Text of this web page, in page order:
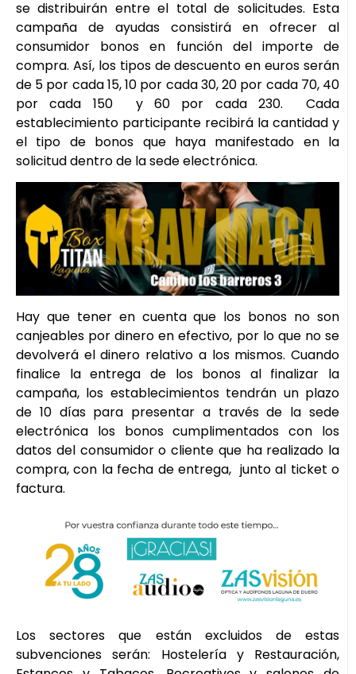
se distribuirán entre el total de solicitudes. Esta
campaña de ayudas consistirá en ofrecer al
consumidor bonos en función del importe de
compra. Así, los tipos de descuento en euros serán
de 5 por cada 15, 10 por cada 30, 20 por cada 70, 40
por cada 150 y 60 por cada 230. Cada
establecimiento participante recibirá la cantidad y
el tipo de bonos que haya manifestado en la
solicitud dentro de la sede electrónica.
Hay que tener en cuenta que los bonos no son
canjeables por dinero en efectivo, por lo que no se
devolverá el dinero relativo a los mismos. Cuando
finalice la entrega de los bonos al finalizar la
campaña, los establecimientos tendrán un plazo
de 10 días para presentar a través de la sede
electrónica los bonos cumplimentados con los
datos del consumidor o cliente que ha realizado la
compra, con la fecha de entrega, junto al ticket o
factura.
Los sectores que están excluidos de estas
subvenciones serán: Hostelería y Restauración,